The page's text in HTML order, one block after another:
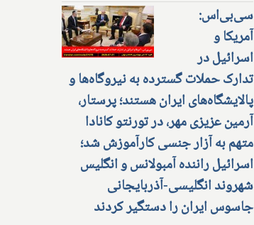
سی‌بی‌اس:
آمریکا و
اسرائیل در
تدارک حملات گسترده به نیروگاه‌ها و
پالایشگاه‌های ایران هستند؛ پرستار،
آرمین عزیزی مهر، در تورنتو کانادا
متهم به آزار جنسی کارآموزش شد؛
اسرائیل راننده آمبولانس و انگلیس
شهروند انگلیسی-آذربایجانی
جاسوس ایران را دستگیر کردند